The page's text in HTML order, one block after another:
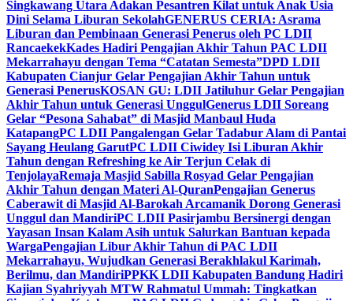
Singkawang Utara Adakan Pesantren Kilat untuk Anak Usia
Dini Selama Liburan SekolahGENERUS CERIA: Asrama
Liburan dan Pembinaan Generasi Penerus oleh PC LDII
RancaekekKades Hadiri Pengajian Akhir Tahun PAC LDII
Mekarrahayu dengan Tema “Catatan Semesta”DPD LDII
Kabupaten Cianjur Gelar Pengajian Akhir Tahun untuk
Generasi PenerusKOSAN GU: LDII Jatiluhur Gelar Pengajian
Akhir Tahun untuk Generasi UnggulGenerus LDII Soreang
Gelar “Pesona Sahabat” di Masjid Manbaul Huda
KatapangPC LDII Pangalengan Gelar Tadabur Alam di Pantai
Sayang Heulang GarutPC LDII Ciwidey Isi Liburan Akhir
Tahun dengan Refreshing ke Air Terjun Celak di
TenjolayaRemaja Masjid Sabilla Rosyad Gelar Pengajian
Akhir Tahun dengan Materi Al-QuranPengajian Generus
Caberawit di Masjid Al-Barokah Arcamanik Dorong Generasi
Unggul dan MandiriPC LDII Pasirjambu Bersinergi dengan
Yayasan Insan Kalam Asih untuk Salurkan Bantuan kepada
WargaPengajian Libur Akhir Tahun di PAC LDII
Mekarrahayu, Wujudkan Generasi Berakhlakul Karimah,
Berilmu, dan MandiriPPKK LDII Kabupaten Bandung Hadiri
Kajian Syahriyyah MTW Rahmatul Ummah: Tingkatkan